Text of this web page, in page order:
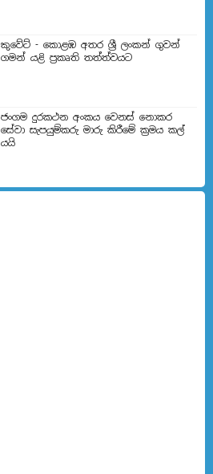
කුවේට් - කොළඹ අතර ශ්‍රී ලංකන් ගුවන්
ගමන් යළි ප්‍රකෘති තත්ත්වයට
ජංගම දුරකථන අංකය වෙනස් නොකර
සේවා සැපයුම්කරු මාරු කිරීමේ ක්‍රමය කල්
යයි